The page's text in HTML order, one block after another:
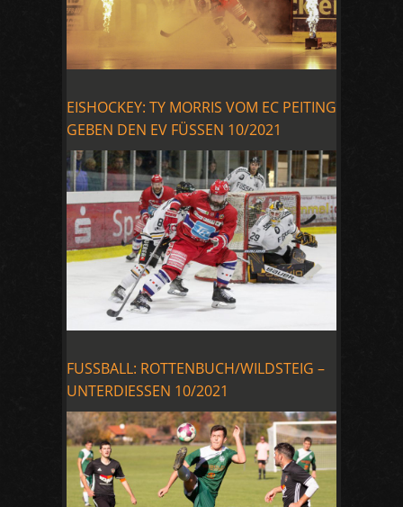
EISHOCKEY: TY MORRIS VOM EC PEITING
GEBEN DEN EV FÜSSEN 10/2021
FUSSBALL: ROTTENBUCH/WILDSTEIG –
UNTERDIESSEN 10/2021